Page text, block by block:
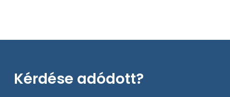
Kérdése adódott?